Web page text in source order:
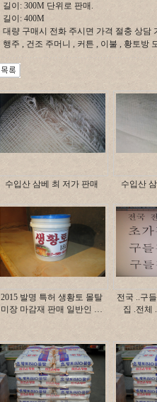
길이: 300M 단위로 판매.
길이: 400M
대량 구매시 전화 주시면 가격 절충 상담
행주 , 건조 주머니 , 커튼 , 이불 , 황토방
수입산 삼베 최 저가 판매 수입산
2015 발명 특허 생황토 몰탈
미장 마감재 판매 일반인 …
전국 ..구
집 .전체